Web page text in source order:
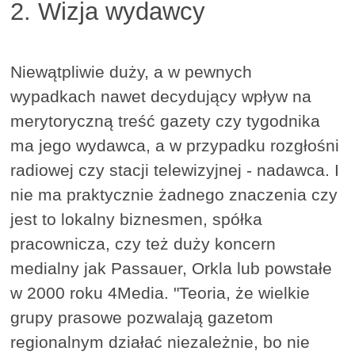
2. Wizja wydawcy
Niewątpliwie duży, a w pewnych
wypadkach nawet decydujący wpływ na
merytoryczną treść gazety czy tygodnika
ma jego wydawca, a w przypadku rozgłośni
radiowej czy stacji telewizyjnej - nadawca. I
nie ma praktycznie żadnego znaczenia czy
jest to lokalny biznesmen, spółka
pracownicza, czy też duży koncern
medialny jak Passauer, Orkla lub powstałe
w 2000 roku 4Media. "Teoria, że wielkie
grupy prasowe pozwalają gazetom
regionalnym działać niezależnie, bo nie